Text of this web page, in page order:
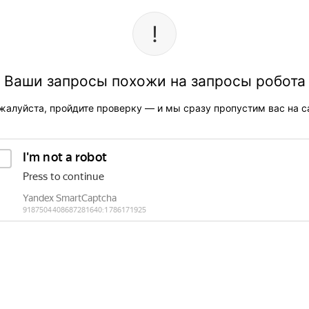
Ваши запросы похожи на запросы робота
пройдите проверку — и мы сразу пропустим вас на